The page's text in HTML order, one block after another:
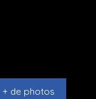
+ de photos